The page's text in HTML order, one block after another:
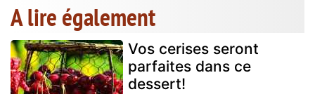
A lire également
Vos cerises seront
parfaites dans ce
dessert!